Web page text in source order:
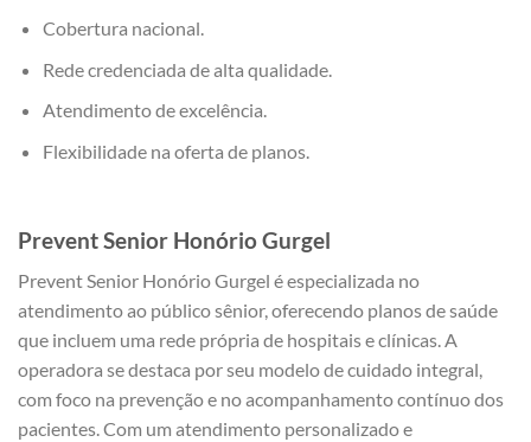
Cobertura nacional.
Rede credenciada de alta qualidade.
Atendimento de excelência.
Flexibilidade na oferta de planos.
Prevent Senior Honório Gurgel
Prevent Senior Honório Gurgel é especializada no
atendimento ao público sênior, oferecendo planos de saúde
que incluem uma rede própria de hospitais e clínicas. A
operadora se destaca por seu modelo de cuidado integral,
com foco na prevenção e no acompanhamento contínuo dos
pacientes. Com um atendimento personalizado e